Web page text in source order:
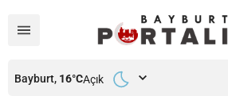
Bayburt, 16°CAçık